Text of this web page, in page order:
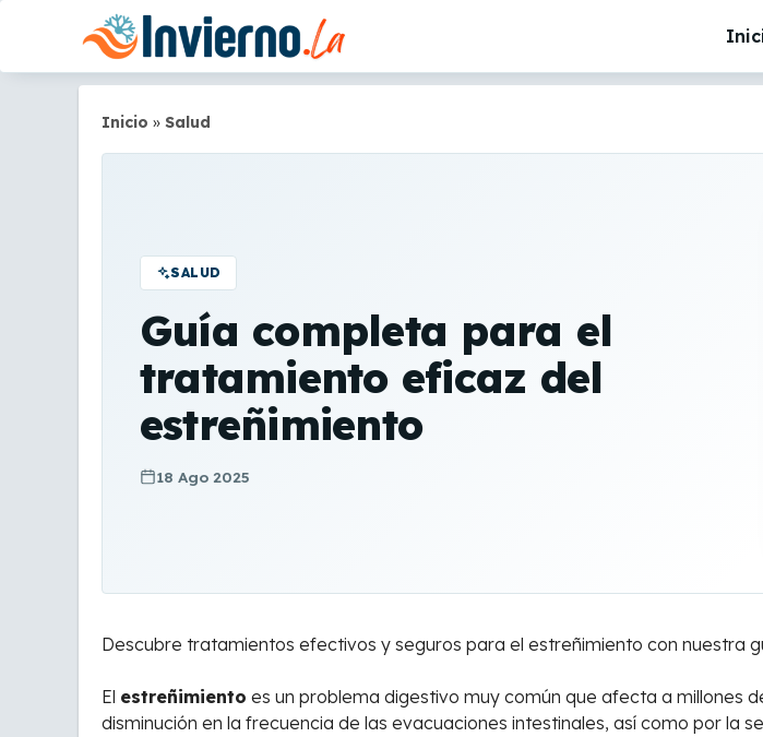
Inicio » Salud
SALUD
Guía completa para el
tratamiento eficaz del
estreñimiento
18 Ago 2025
Descubre tratamientos efectivos y seguros para el estreñimiento con nuestra
El estreñimiento es un problema digestivo muy común que afecta a millones
disminución en la frecuencia de las evacuaciones intestinales, así como por la